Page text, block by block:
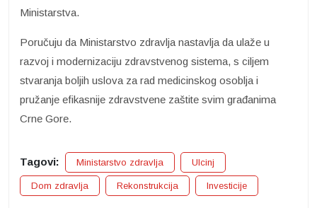
Ministarstva.
Poručuju da Ministarstvo zdravlja nastavlja da ulaže u
razvoj i modernizaciju zdravstvenog sistema, s ciljem
stvaranja boljih uslova za rad medicinskog osoblja i
pružanje efikasnije zdravstvene zaštite svim građanima
Crne Gore.
Tagovi: Ministarstvo zdravlja Ulcinj
Dom zdravlja Rekonstrukcija Investicije